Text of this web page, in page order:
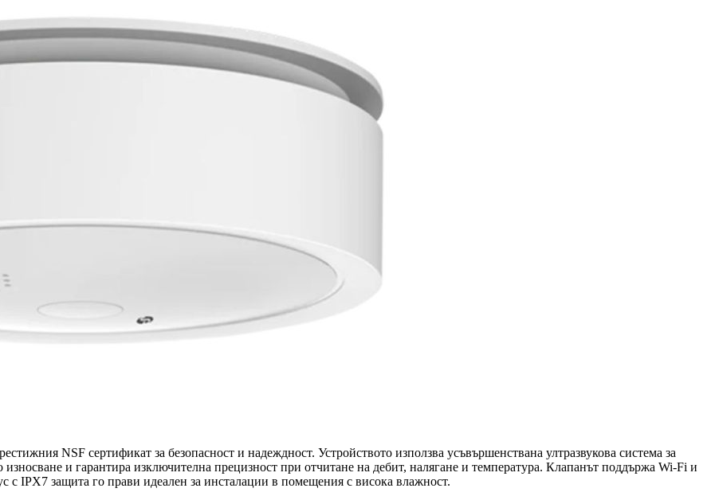
NSF сертификат за безопасност и надеждност. Устройството използва усъвършенствана ултразвукова система за
и гарантира изключителна прецизност при отчитане на дебит, налягане и температура. Клапанът поддържа Wi-Fi и
с IPX7 защита го прави идеален за инсталации в помещения с висока влажност.